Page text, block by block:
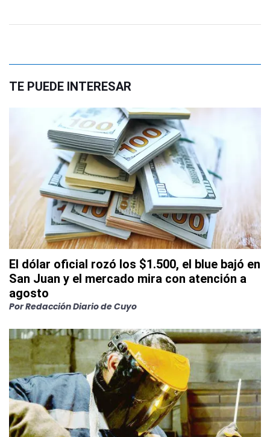
TE PUEDE INTERESAR
El dólar oficial rozó los $1.500, el blue bajó en
San Juan y el mercado mira con atención a
agosto
PorRedacción Diario de Cuyo